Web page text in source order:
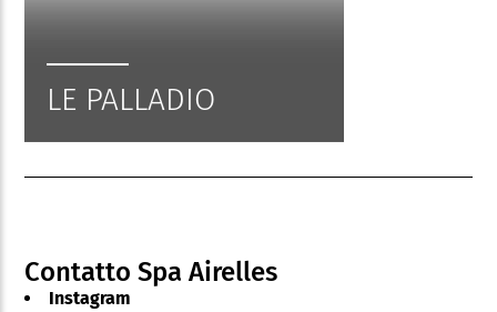
LE PALLADIO
Contatto Spa Airelles
Instagram